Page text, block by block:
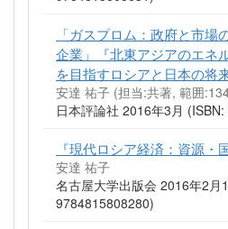
「ガスプロム：政府と市場
企業」『北東アジアのエネ
を目指すロシアと日本の将来
安達 祐子 (担当:共著, 範囲
日本評論社 2016年3月
『現代ロシア経済：資源・
安達 祐子
名古屋大学出版会 2016年2月
9784815808280)